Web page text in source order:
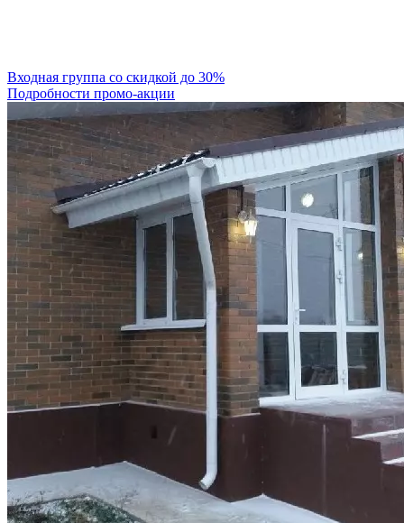
Входная группа со скидкой до 30%
Подробности промо-акции